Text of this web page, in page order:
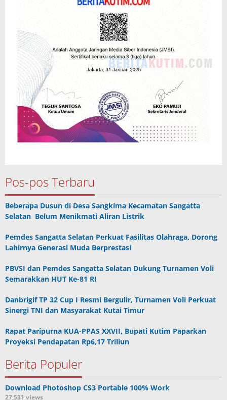
Pos-pos Terbaru
Beberapa Dusun di Desa Sangkima Kecamatan Sangatta
Selatan Belum Menikmati Aliran Listrik
Pemdes Sangatta Selatan Perkuat Fasilitas Olahraga, Dorong
Lahirnya Generasi Muda Berprestasi
PBVSI dan Pemdes Sangatta Selatan Dukung Turnamen Voli
Semarakkan HUT Ke-81 RI
Danbrigif TP 32 Cup I Resmi Bergulir, Turnamen Voli Perkuat
Sinergi TNI dan Masyarakat Kutai Timur
Rapat Paripurna KUA-PPAS XXVII, Bupati Kutim Paparkan
Proyeksi Pendapatan Rp6,17 Triliun
Berita Populer
Download Photoshop CS3 Portable 100% Work
27,531 views